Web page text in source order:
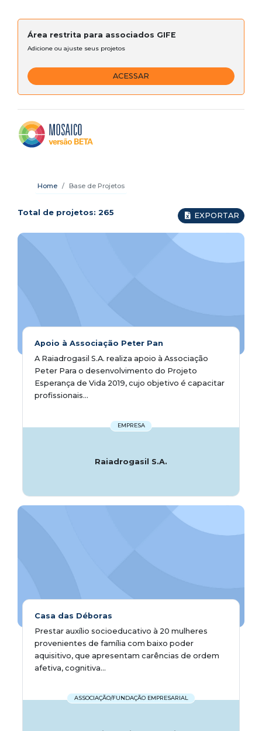
Área restrita para associados GIFE
Adicione ou ajuste seus projetos
ACESSAR
Home Base de Projetos
Total de projetos: 265 EXPORTAR
Apoio à Associação Peter Pan
A Raiadrogasil S.A. realiza apoio à Associação
Peter Para o desenvolvimento do Projeto
Esperança de Vida 2019, cujo objetivo é capacitar
profissionais...
EMPRESA
Raiadrogasil S.A.
Casa das Déboras
Prestar auxílio socioeducativo à 20 mulheres
provenientes de família com baixo poder
aquisitivo, que apresentam carências de ordem
afetiva, cognitiva...
ASSOCIAÇÃO/FUNDAÇÃO EMPRESARIAL